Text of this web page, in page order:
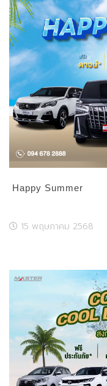
Happy Summer
15 พฤษภาคม 2568